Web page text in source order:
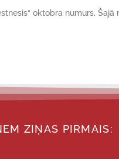
oktobra numurs.
ZIŅAS PIRMAIS: